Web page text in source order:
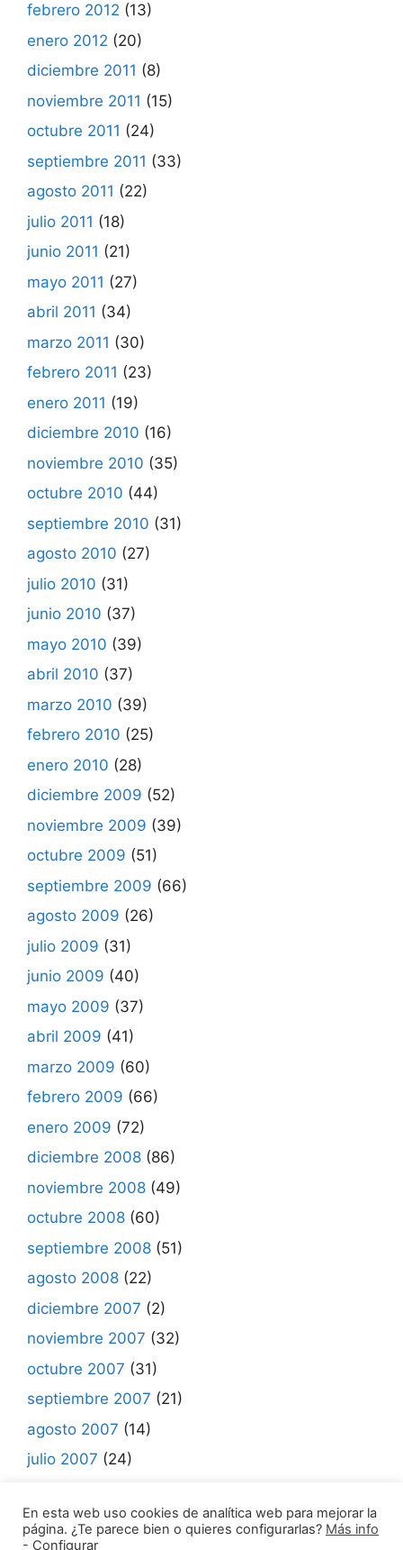
febrero 2012 (13)
enero 2012 (20)
diciembre 2011 (8)
noviembre 2011 (15)
octubre 2011 (24)
septiembre 2011 (33)
agosto 2011 (22)
julio 2011 (18)
junio 2011 (21)
mayo 2011 (27)
abril 2011 (34)
marzo 2011 (30)
febrero 2011 (23)
enero 2011 (19)
diciembre 2010 (16)
noviembre 2010 (35)
octubre 2010 (44)
septiembre 2010 (31)
agosto 2010 (27)
julio 2010 (31)
junio 2010 (37)
mayo 2010 (39)
abril 2010 (37)
marzo 2010 (39)
febrero 2010 (25)
enero 2010 (28)
diciembre 2009 (52)
noviembre 2009 (39)
octubre 2009 (51)
septiembre 2009 (66)
agosto 2009 (26)
julio 2009 (31)
junio 2009 (40)
mayo 2009 (37)
abril 2009 (41)
marzo 2009 (60)
febrero 2009 (66)
enero 2009 (72)
diciembre 2008 (86)
noviembre 2008 (49)
octubre 2008 (60)
septiembre 2008 (51)
agosto 2008 (22)
diciembre 2007 (2)
noviembre 2007 (32)
octubre 2007 (31)
septiembre 2007 (21)
agosto 2007 (14)
julio 2007 (24)
En esta web uso cookies de analítica web para mejorar la
página. ¿Te parece bien o quieres configurarlas? Más info
- Configurar